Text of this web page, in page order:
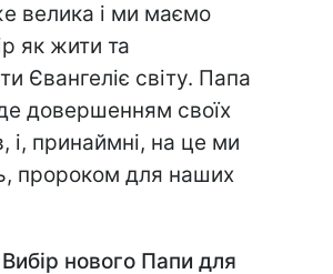
велика і ми маємо
як жити та
Євангеліє світу. Папа
довершенням своїх
і, принаймні, на це ми
пророком для наших
нового Папи для